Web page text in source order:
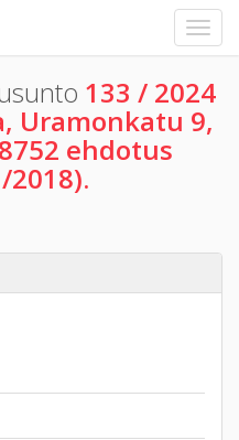
133 / 2024
Uramonkatu 9,
ehdotus
2018).